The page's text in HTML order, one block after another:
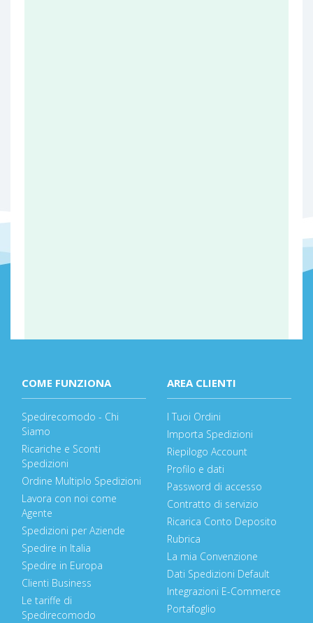
COME FUNZIONA
Spedirecomodo - Chi
Siamo
Ricariche e Sconti
Spedizioni
Ordine Multiplo Spedizioni
Lavora con noi come
Agente
Spedizioni per Aziende
Spedire in Italia
Spedire in Europa
Clienti Business
Le tariffe di
Spedirecomodo
AREA CLIENTI
I Tuoi Ordini
Importa Spedizioni
Riepilogo Account
Profilo e dati
Password di accesso
Contratto di servizio
Ricarica Conto Deposito
Rubrica
La mia Convenzione
Dati Spedizioni Default
Integrazioni E-Commerce
Portafoglio